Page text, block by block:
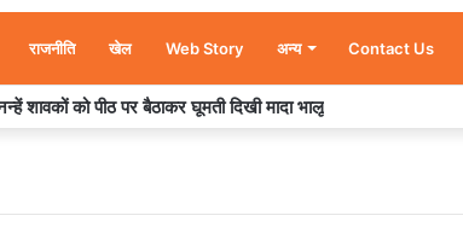
राजनीति खेल Web Story अन्य Contact Us
नन्हें शावकों को पीठ पर बैठाकर घूमती दिखी मादा भालू